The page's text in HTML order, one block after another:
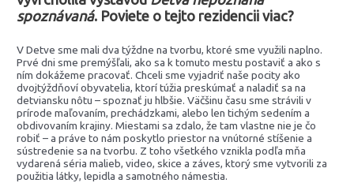
spoznávaná. Poviete o tejto rezidencii viac?
V Detve sme mali dva týždne na tvorbu, ktoré sme využili naplno.
Prvé dni sme premýšľali, ako sa k tomuto mestu postaviť a ako s
ním dokážeme pracovať. Chceli sme vyjadriť naše pocity ako
dvojtýždňoví obyvatelia, ktorí túžia preskúmať a naladiť sa na
detviansku nôtu – spoznať ju hlbšie. Väčšinu času sme strávili v
prírode maľovaním, prechádzkami, alebo len tichým sedením a
obdivovaním krajiny. Miestami sa zdalo, že tam vlastne nie je čo
robiť – a práve to nám poskytlo priestor na vnútorné stíšenie a
sústredenie sa na tvorbu. Z toho všetkého vznikla podľa mňa
vydarená séria malieb, video, skice a záves, ktorý sme vytvorili za
použitia látky, lepidla a samotného námestia.